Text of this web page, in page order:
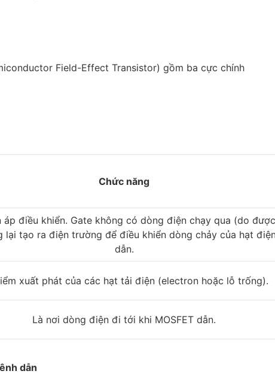
Field-Effect Transistor) gồm ba cực chính
Chức năng
áp điều khiển. Gate không có dòng điện chạy qua (do
lại tạo ra điện trường để điều khiển dòng chảy của hạt
dẫn.
xuất phát của các hạt tải điện (electron hoặc lỗ trống).
Là nơi dòng điện đi tới khi MOSFET dẫn.
dẫn